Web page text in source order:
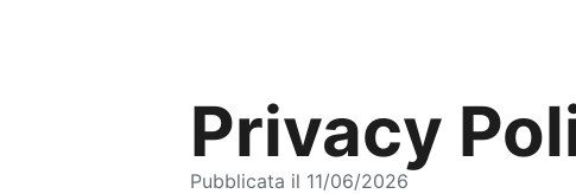
Privacy
Pubblicata il 11/06/2026